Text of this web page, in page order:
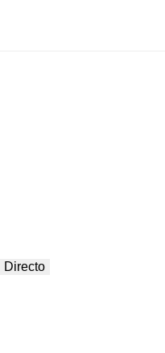
Directo